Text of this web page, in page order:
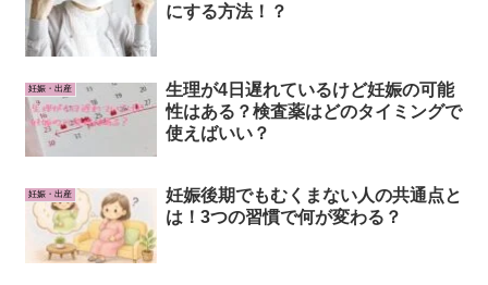
にする方法！？
妊娠・出産
生理が4日遅れているけど妊娠の可能
性はある？検査薬はどのタイミングで
使えばいい？
妊娠・出産
妊娠後期でもむくまない人の共通点と
は！3つの習慣で何が変わる？